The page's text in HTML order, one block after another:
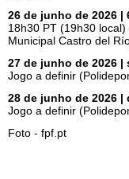
26 de junho de 2026 |
18h30 PT (19h30 local)
Municipal Castro del
27 de junho de 2026 |
Jogo a definir
28 de junho de 2026 |
Jogo a definir
Foto - fpf.pt